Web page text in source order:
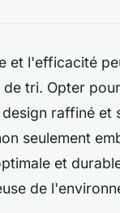
et l'efficacité
de tri. Opter
raffiné et
seulement
et
de